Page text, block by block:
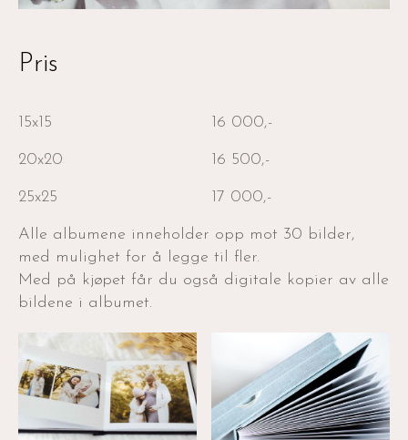
Pris
15x15 16 000,-
20x20 16 500,-
25x25 17 000,-
Alle albumene inneholder opp mot 30 bilder,
med mulighet for å legge til fler.
Med på kjøpet får du også digitale kopier av alle
bildene i albumet.